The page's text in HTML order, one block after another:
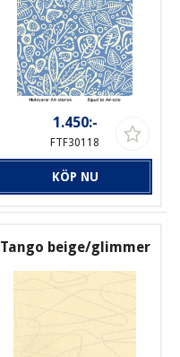
1.450:-
FTF30118
KÖP NU
Tango beige/glimmer